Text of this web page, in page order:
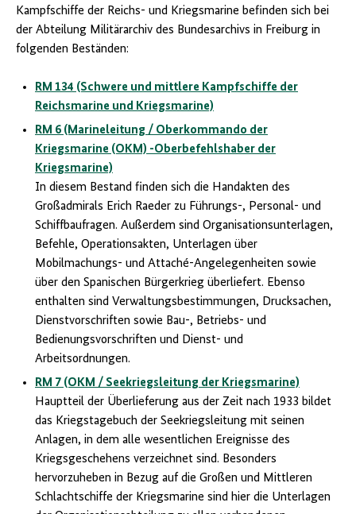
Kampfschiffe der Reichs- und Kriegsmarine befinden sich bei
der Abteilung Militärarchiv des Bundesarchivs in Freiburg in
folgenden Beständen:
RM 134 (Schwere und mittlere Kampfschiffe der
Reichsmarine und Kriegsmarine)
RM 6 (Marineleitung / Oberkommando der
Kriegsmarine (OKM) -Oberbefehlshaber der
Kriegsmarine)
In diesem Bestand finden sich die Handakten des
Großadmirals Erich Raeder zu Führungs-, Personal- und
Schiffbaufragen. Außerdem sind Organisationsunterlagen,
Befehle, Operationsakten, Unterlagen über
Mobilmachungs- und Attaché-Angelegenheiten sowie
über den Spanischen Bürgerkrieg überliefert. Ebenso
enthalten sind Verwaltungsbestimmungen, Drucksachen,
Dienstvorschriften sowie Bau-, Betriebs- und
Bedienungsvorschriften und Dienst- und
Arbeitsordnungen.
RM 7 (OKM / Seekriegsleitung der Kriegsmarine)
Hauptteil der Überlieferung aus der Zeit nach 1933 bildet
das Kriegstagebuch der Seekriegsleitung mit seinen
Anlagen, in dem alle wesentlichen Ereignisse des
Kriegsgeschehens verzeichnet sind. Besonders
hervorzuheben in Bezug auf die Großen und Mittleren
Schlachtschiffe der Kriegsmarine sind hier die Unterlagen